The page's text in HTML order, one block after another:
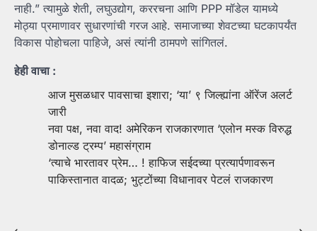
नाही.” त्यामुळे शेती, लघुउद्योग, कररचना आणि PPP मॉडेल यामध्ये
मोठ्या प्रमाणावर सुधारणांची गरज आहे. समाजाच्या शेवटच्या घटकापर्यंत
विकास पोहोचला पाहिजे, असं त्यांनी ठामपणे सांगितलं.
हेही वाचा :
आज मुसळधार पावसाचा इशारा; ‘या’ ९ जिल्ह्यांना ऑरेंज अलर्ट
जारी
नवा पक्ष, नवा वाद! अमेरिकन राजकारणात ‘एलोन मस्क विरुद्ध
डोनाल्ड ट्रम्प’ महासंग्राम
‘त्याचे भारतावर प्रेम… ! हाफिज सईदच्या प्रत्यार्पणावरून
पाकिस्तानात वादळ; भुट्टोंच्या विधानावर पेटलं राजकारण